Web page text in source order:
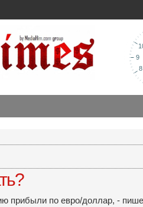
прибыли по евро/доллар, -